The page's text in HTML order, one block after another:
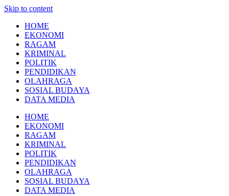
Skip to content
HOME
EKONOMI
RAGAM
KRIMINAL
POLITIK
PENDIDIKAN
OLAHRAGA
SOSIAL BUDAYA
DATA MEDIA
HOME
EKONOMI
RAGAM
KRIMINAL
POLITIK
PENDIDIKAN
OLAHRAGA
SOSIAL BUDAYA
DATA MEDIA